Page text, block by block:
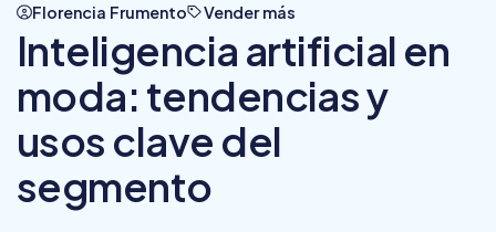
Florencia Frumento Vender más
Inteligencia artificial en
moda: tendencias y
usos clave del
segmento